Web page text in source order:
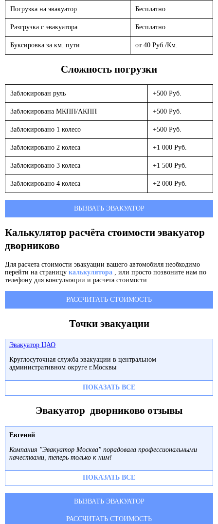
Погрузка на эвакуатор Бесплатно
Разгрузка с эвакуатора Бесплатно
Буксировка за км. пути от 40 Руб./Км.
Сложность погрузки
Заблокирован руль +500 Руб.
Заблокирована МКПП/АКПП +500 Руб.
Заблокировано 1 колесо +500 Руб.
Заблокировано 2 колеса +1 000 Руб.
Заблокировано 3 колеса +1 500 Руб.
Заблокировано 4 колеса +2 000 Руб.
ВЫЗВАТЬ ЭВАКУАТОР
Калькулятор расчёта стоимости эвакуатор
дворниково
Для расчета стоимости эвакуации вашего автомобиля необходимо
перейти на страницу калькулятора , или просто позвоните нам по
телефону для консультации и расчета стоимости
РАССЧИТАТЬ СТОИМОСТЬ
Точки эвакуации
Эвакуатор ЦАО
Круглосуточная служба эвакуации в центральном
административном округе г.Москвы
ПОКАЗАТЬ ВСЕ
Эвакуатор дворниково отзывы
Евгений
Компания "Эвакуатор Москва" порадовала профессиональными
качествами, теперь только к ним!
ПОКАЗАТЬ ВСЕ
ВЫЗВАТЬ ЭВАКУАТОР
РАССЧИТАТЬ СТОИМОСТЬ